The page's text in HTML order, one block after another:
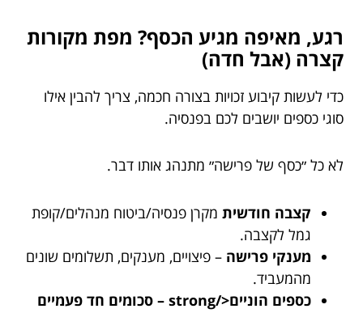
רגע, מאיפה מגיע הכסף? מפת מקורות
קצרה (אבל חדה)
כדי לעשות קיבוע זכויות בצורה חכמה, צריך להבין אילו
סוגי כספים יושבים לכם בפנסיה.
לא כל ״כסף של פרישה״ מתנהג אותו דבר.
קצבה חודשית מקרן פנסיה/ביטוח מנהלים/קופת
גמל לקצבה.
מענקי פרישה – פיצויים, מענקים, תשלומים שונים
מהמעביד.
כספים הוניים</strong – סכומים חד פעמיים